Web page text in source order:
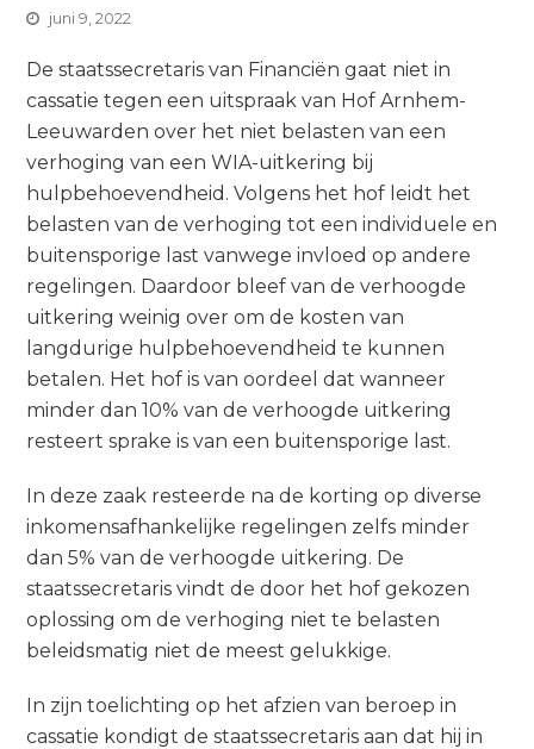
juni 9, 2022
De staatssecretaris van Financiën gaat niet in
cassatie tegen een uitspraak van Hof Arnhem-
Leeuwarden over het niet belasten van een
verhoging van een WIA-uitkering bij
hulpbehoevendheid. Volgens het hof leidt het
belasten van de verhoging tot een individuele en
buitensporige last vanwege invloed op andere
regelingen. Daardoor bleef van de verhoogde
uitkering weinig over om de kosten van
langdurige hulpbehoevendheid te kunnen
betalen. Het hof is van oordeel dat wanneer
minder dan 10% van de verhoogde uitkering
resteert sprake is van een buitensporige last.
In deze zaak resteerde na de korting op diverse
inkomensafhankelijke regelingen zelfs minder
dan 5% van de verhoogde uitkering. De
staatssecretaris vindt de door het hof gekozen
oplossing om de verhoging niet te belasten
beleidsmatig niet de meest gelukkige.
In zijn toelichting op het afzien van beroep in
cassatie kondigt de staatssecretaris aan dat hij in